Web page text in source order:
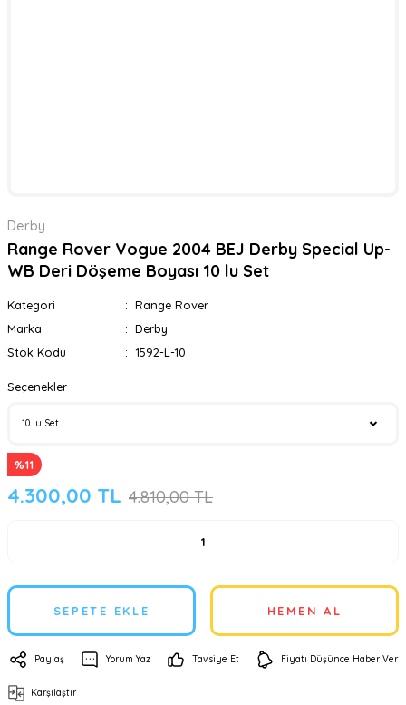
Derby
Range Rover Vogue 2004 BEJ Derby Special Up-
WB Deri Döşeme Boyası 10 lu Set
Kategori
Range Rover
Marka
Derby
Stok Kodu
1592-L-10
Seçenekler
%11
4.300,00 TL 4.810,00 TL
SEPETE EKLE HEMEN AL
Paylaş Yorum Yaz Tavsiye Et Fiyatı Düşünce Haber Ver
Karşılaştır